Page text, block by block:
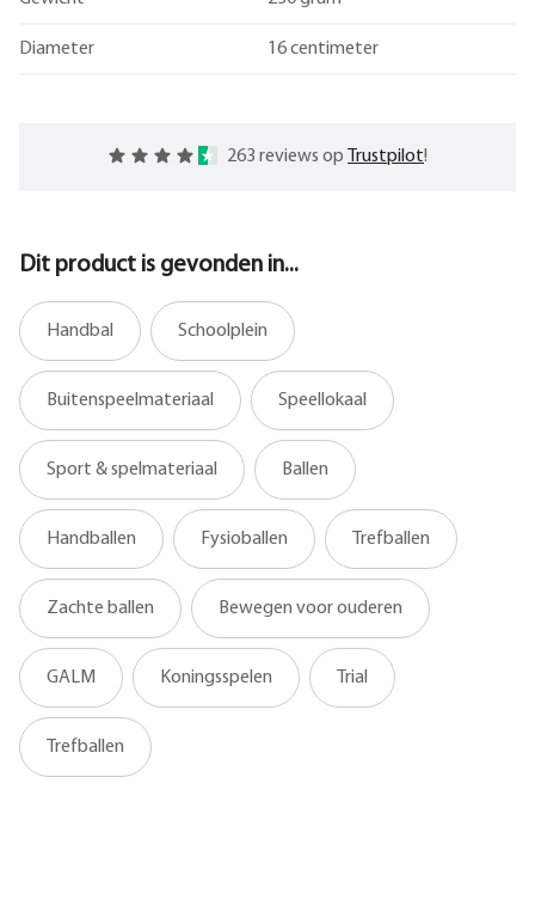
Diameter 16 centimeter
263 reviews op Trustpilot!
Dit product is gevonden in...
Handbal Schoolplein
Buitenspeelmateriaal Speellokaal
Sport & spelmateriaal Ballen
Handballen Fysioballen Trefballen
Zachte ballen Bewegen voor ouderen
GALM Koningsspelen Trial
Trefballen